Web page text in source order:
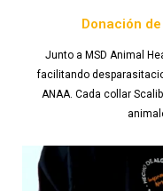
Donación
Junto a MSD Animal
facilitando
ANAA. Cada collar